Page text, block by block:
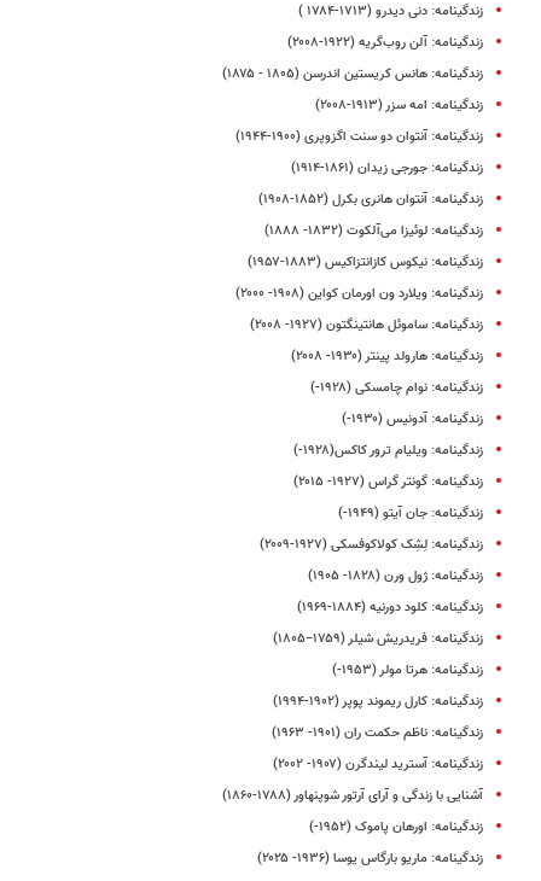
زندگینامه: دنی دیدرو (۱۷۱۳-۱۷۸۴ )
زندگینامه: آلن روب‌گریه (۱۹۲۲-۲۰۰۸)
زندگینامه: هانس کریستین اندرسن (۱۸۰۵ - ۱۸۷۵)
زندگینامه: امه سزر (۱۹۱۳-۲۰۰۸)
زندگینامه: آنتوان دو سنت اگزوپری (۱۹۰۰-۱۹۴۴)
زندگینامه: جورجی زیدان (۱۸۶۱-۱۹۱۴)
زندگینامه: آنتوان هانری بکرل (۱۸۵۲-۱۹۰۸)
زندگینامه: لوئیزا می‌آلکوت (۱۸۳۲- ۱۸۸۸)
زندگینامه: نیکوس کازانتزاکیس (۱۸۸۳-۱۹۵۷)
زندگینامه: ویلارد ون اورمان کواین (۱۹۰۸- ۲۰۰۰)
زندگینامه: ساموئل هانتینگتون (۱۹۲۷- ۲۰۰۸)
زندگینامه: هارولد پینتر (۱۹۳۰- ۲۰۰۸)
زندگینامه: نوام چامسکی (۱۹۲۸-)
زندگینامه: آدونیس (۱۹۳۰-)
زندگینامه: ویلیام ترور کاکس(۱۹۲۸-)
زندگینامه: گونتر گراس (۱۹۲۷- ۲۰۱۵)
زندگینامه: جان آیتو (۱۹۴۹-)
زندگینامه: لِشِک کولاکوفسکی (۱۹۲۷-۲۰۰۹)
زندگینامه: ژول ورن (۱۸۲۸- ۱۹۰۵)
زندگینامه: کلود دورنیه (۱۸۸۴-۱۹۶۹)
زندگینامه: فریدریش شیلر (۱۷۵۹−۱۸۰۵)
زندگینامه: هرتا مولر (۱۹۵۳-)
زندگینامه‌: کارل ریموند پوپر (۱۹۰۲-۱۹۹۴)
زندگینامه: ناظم حکمت ران (۱۹۰۱- ۱۹۶۳)
زندگینامه: آسترید لیندگرن (۱۹۰۷- ۲۰۰۲)
آشنایی با زندگی و آرای آرتور شوپنهاور (۱۷۸۸-۱۸۶۰)
زندگینامه: اورهان پاموک (۱۹۵۲-)
زندگینامه: ماریو بارگاس یوسا (۱۹۳۶- ۲۰۲۵)